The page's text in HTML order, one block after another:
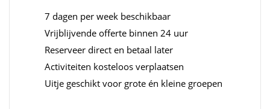
7 dagen per week beschikbaar
Vrijblijvende offerte binnen 24 uur
Reserveer direct en betaal later
Activiteiten kosteloos verplaatsen
Uitje geschikt voor grote én kleine groepen